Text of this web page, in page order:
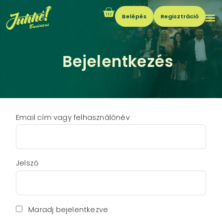
Belépés Regisztráció
Bejelentkezés
Email cím vagy felhasználónév
Jelszó
Maradj bejelentkezve